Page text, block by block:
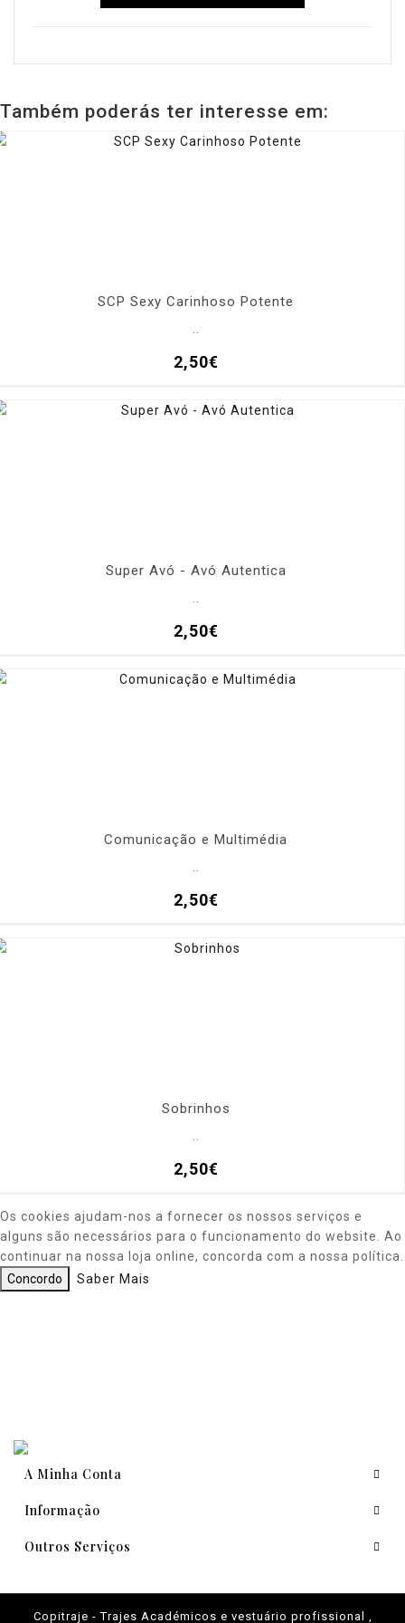
Também poderás ter interesse em:
SCP Sexy Carinhoso Potente
2,50€
Super Avó - Avó Autentica
2,50€
Comunicação e Multimédia
2,50€
Sobrinhos
2,50€
Os cookies ajudam-nos a fornecer os nossos serviços e
alguns são necessários para o funcionamento do website. Ao
continuar na nossa loja online, concorda com a nossa política.
Concordo
Saber Mais
A Minha Conta
Informação
Outros Serviços
Copitraje - Trajes Académicos e vestuário profissional ,